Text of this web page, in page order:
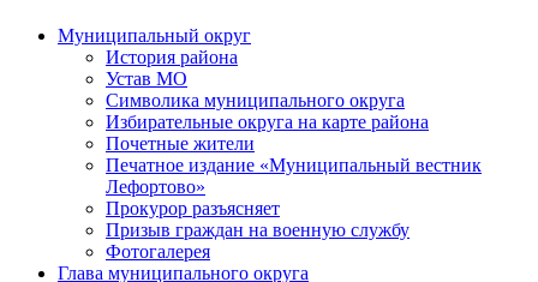
Муниципальный округ
История района
Устав МО
Символика муниципального округа
Избирательные округа на карте района
Почетные жители
Печатное издание «Муниципальный вестник
Лефортово»
Прокурор разъясняет
Призыв граждан на военную службу
Фотогалерея
Глава муниципального округа